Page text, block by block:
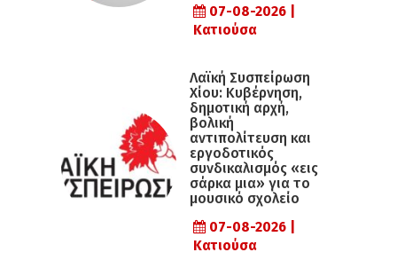
07-08-2026 |
Κατιούσα
Λαϊκή Συσπείρωση
Χίου: Κυβέρνηση,
δημοτική αρχή,
βολική
αντιπολίτευση και
εργοδοτικός
συνδικαλισμός «εις
σάρκα μια» για το
μουσικό σχολείο
07-08-2026 |
Κατιούσα